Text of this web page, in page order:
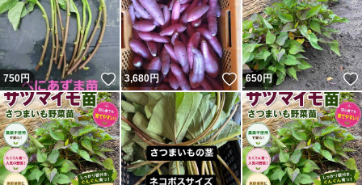
750円 いいね！
3,680円 いいね！
650円